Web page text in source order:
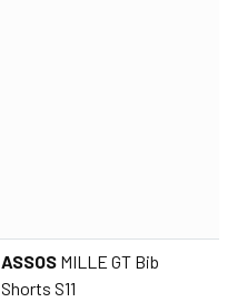
ASSOS MILLE GT Bib
Shorts S11